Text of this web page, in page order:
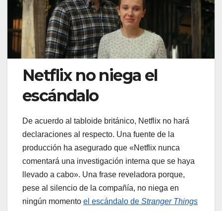
Netflix no niega el
escándalo
De acuerdo al tabloide británico, Netflix no hará
declaraciones al respecto. Una fuente de la
producción ha asegurado que «Netflix nunca
comentará una investigación interna que se haya
llevado a cabo». Una frase reveladora porque,
pese al silencio de la compañía, no niega en
ningún momento el escándalo de Stranger Things